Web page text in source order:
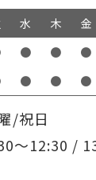
水 木 金
● ● ●
● ● ●
/祝日
～12:30 /